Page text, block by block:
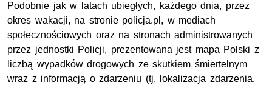
Podobnie jak w latach ubiegłych, każdego dnia, przez
okres wakacji, na stronie policja.pl, w mediach
społecznościowych oraz na stronach administrowanych
przez jednostki Policji, prezentowana jest mapa Polski z
liczbą wypadków drogowych ze skutkiem śmiertelnym
wraz z informacją o zdarzeniu (tj. lokalizacja zdarzenia,